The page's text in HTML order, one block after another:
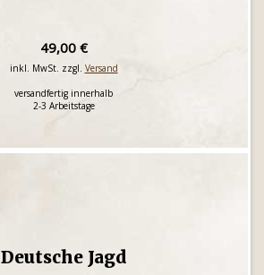
49,00 €
inkl. MwSt. zzgl. Versand
versandfertig innerhalb
2-3 Arbeitstage
Deutsche Jagd